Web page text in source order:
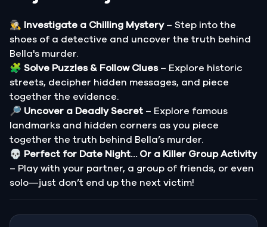
🕵️‍♂️ Investigate a Chilling Mystery– Step into the
shoes of a detective and uncover the truth behind
Bella's murder.
🧩 Solve Puzzles & Follow Clues– Explore historic
streets, decipher hidden messages, and piece
together the evidence.
🔎 Uncover a Deadly Secret – Explore famous
landmarks and hidden corners as you piece
together the truth behind Bella’s murder.
💀 Perfect for Date Night… Or a Killer Group Activity
– Play with your partner, a group of friends, or even
solo—just don’t end up the next victim!